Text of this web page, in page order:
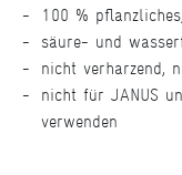
100 %
säure- und
nicht verharzend,
nicht für JANUS
verwenden